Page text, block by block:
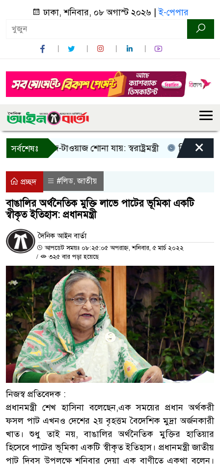
ঢাকা, শনিবার, ০৮ অগাস্ট ২০২৬ |ই-পেপার
সর্বশেষঃ
আওয়াজ-টাওয়াজ শোনা যায়: স্বরাষ্ট্রমন্ত্রী তিন দিনের×
প্রচ্ছদ #লিড,জাতীয়
বাঙালির অর্থনৈতিক মুক্তি লাভে পাটের ভূমিকা একটি
স্বীকৃত ইতিহাস: প্রধানমন্ত্রী
দৈনিক আইন বার্তা
আপডেট সময়ঃ ০৮:২৫:০৫ অপরাহ্ন, শনিবার, ৫ মার্চ ২০২২
/
৩২৫ বার পড়া হয়েছে
নিজস্ব প্রতিবেদক :
প্রধানমন্ত্রী শেখ হাসিনা বলেছেন,এক সময়ের প্রধান অর্থকরী
ফসল পাট এখনও দেশের ২য় বৃহত্তম বৈদেশিক মুদ্রা অর্জনকারী
খাত। শুধু তাই নয়, বাঙালির অর্থনৈতিক মুক্তির হাতিয়ার
হিসেবে পাটের ভূমিকা একটি স্বীকৃত ইতিহাস। প্রধানমন্ত্রী জাতীয়
পাট দিবস উপলক্ষে শনিবার দেয়া এক বাণীতে একথা বলেন।